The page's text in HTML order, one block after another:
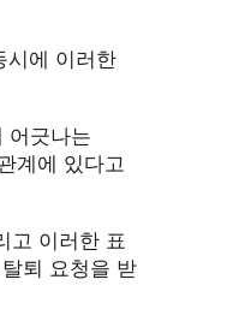
시에 이러한
어긋나는
계에 있다고
고 이러한 표
퇴 요청을 받